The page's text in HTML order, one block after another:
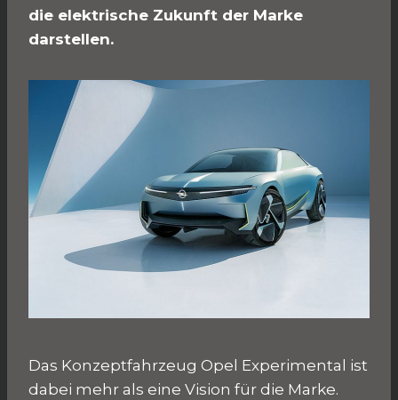
die elektrische Zukunft der Marke
darstellen.
Das Konzeptfahrzeug Opel Experimental ist
dabei mehr als eine Vision für die Marke.